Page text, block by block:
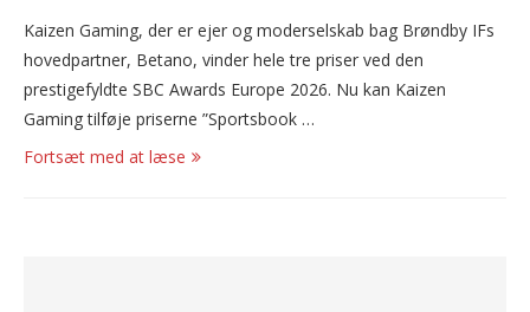
Kaizen Gaming, der er ejer og moderselskab bag Brøndby IFs
hovedpartner, Betano, vinder hele tre priser ved den
prestigefyldte SBC Awards Europe 2026. Nu kan Kaizen
Gaming tilføje priserne ”Sportsbook …
Fortsæt med at læse